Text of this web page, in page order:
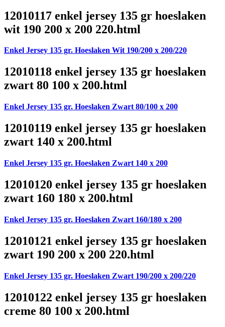
12010117 enkel jersey 135 gr hoeslaken
wit 190 200 x 200 220.html
Enkel Jersey 135 gr. Hoeslaken Wit 190/200 x 200/220
12010118 enkel jersey 135 gr hoeslaken
zwart 80 100 x 200.html
Enkel Jersey 135 gr. Hoeslaken Zwart 80/100 x 200
12010119 enkel jersey 135 gr hoeslaken
zwart 140 x 200.html
Enkel Jersey 135 gr. Hoeslaken Zwart 140 x 200
12010120 enkel jersey 135 gr hoeslaken
zwart 160 180 x 200.html
Enkel Jersey 135 gr. Hoeslaken Zwart 160/180 x 200
12010121 enkel jersey 135 gr hoeslaken
zwart 190 200 x 200 220.html
Enkel Jersey 135 gr. Hoeslaken Zwart 190/200 x 200/220
12010122 enkel jersey 135 gr hoeslaken
creme 80 100 x 200.html